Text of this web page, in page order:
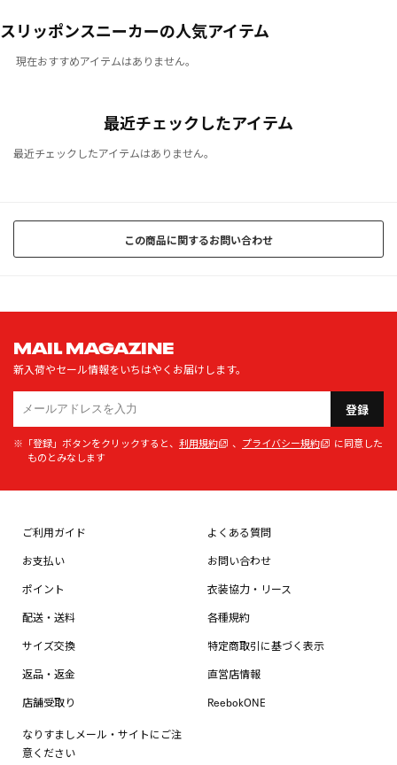
スリッポンスニーカーの人気アイテム
現在おすすめアイテムはありません。
最近チェックしたアイテム
最近チェックしたアイテムはありません。
この商品に関するお問い合わせ
MAIL MAGAZINE
新入荷やセール情報をいちはやくお届けします。
登録
※「登録」ボタンをクリックすると、 利用規約 、 プライバシー規約
に同意した
ものとみなします
ご利用ガイド
お支払い
ポイント
配送・送料
サイズ交換
返品・返金
店舗受取り
なりすましメール・サイトにご注
意ください
よくある質問
お問い合わせ
衣装協力・リース
各種規約
特定商取引に基づく表示
直営店情報
ReebokONE